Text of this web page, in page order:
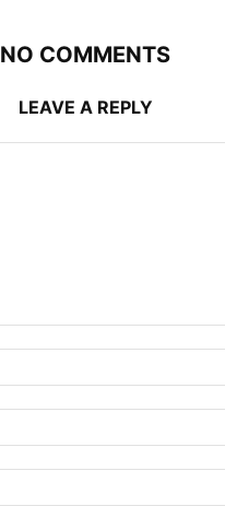
NO COMMENTS
LEAVE A REPLY